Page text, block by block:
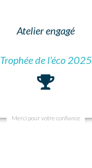
Atelier engagé
Trophée de l’éco 2025
Merci pour votre confiance